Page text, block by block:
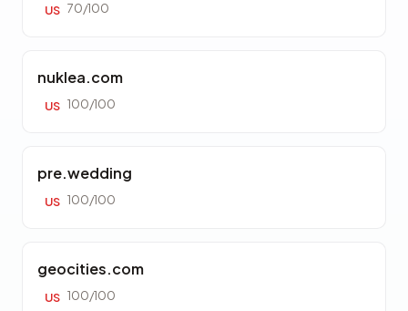
US 70/100
nuklea.com
US 100/100
pre.wedding
US 100/100
geocities.com
US 100/100